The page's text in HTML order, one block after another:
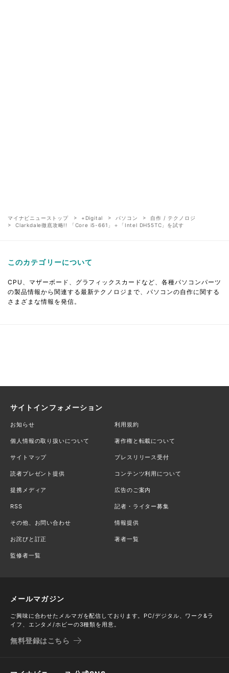
マイナビニューストップ +Digital パソコン
自作 / テクノロジ
Clarkdale徹底攻略!! 「Core i5-661」＋「Intel DH55TC」を試す
このカテゴリーについて
CPU、マザーボード、グラフィックスカードなど、各種パソコンパーツ
の製品情報から関連する最新テクノロジまで、パソコンの自作に関する
さまざまな情報を発信。
サイトインフォメーション
お知らせ 利用規約
個人情報の取り扱いについて 著作権と転載について
サイトマップ プレスリリース受付
読者プレゼント提供 コンテンツ利用について
提携メディア 広告のご案内
RSS 記者・ライター募集
その他、お問い合わせ 情報提供
お詫びと訂正 著者一覧
監修者一覧
メールマガジン
ご興味に合わせたメルマガを配信しております。PC/デジタル、ワーク&ラ
イフ、エンタメ/ホビーの3種類を用意。
無料登録はこちら